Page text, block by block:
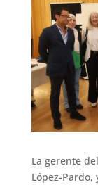
La gerente
López-